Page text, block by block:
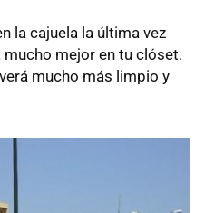
la cajuela la última vez
mejor en tu clóset.
mucho más limpio y